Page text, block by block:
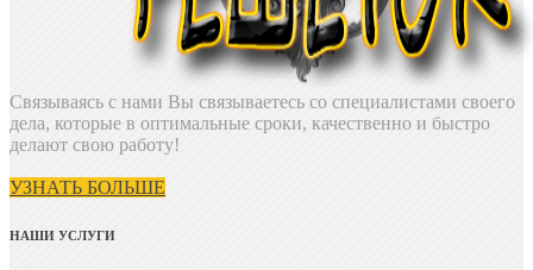
Связываясь с нами Вы связываетесь со специалистами своего
дела, которые в оптимальные сроки, качественно и быстро
делают свою работу!
УЗНАТЬ БОЛЬШЕ
НАШИ УСЛУГИ